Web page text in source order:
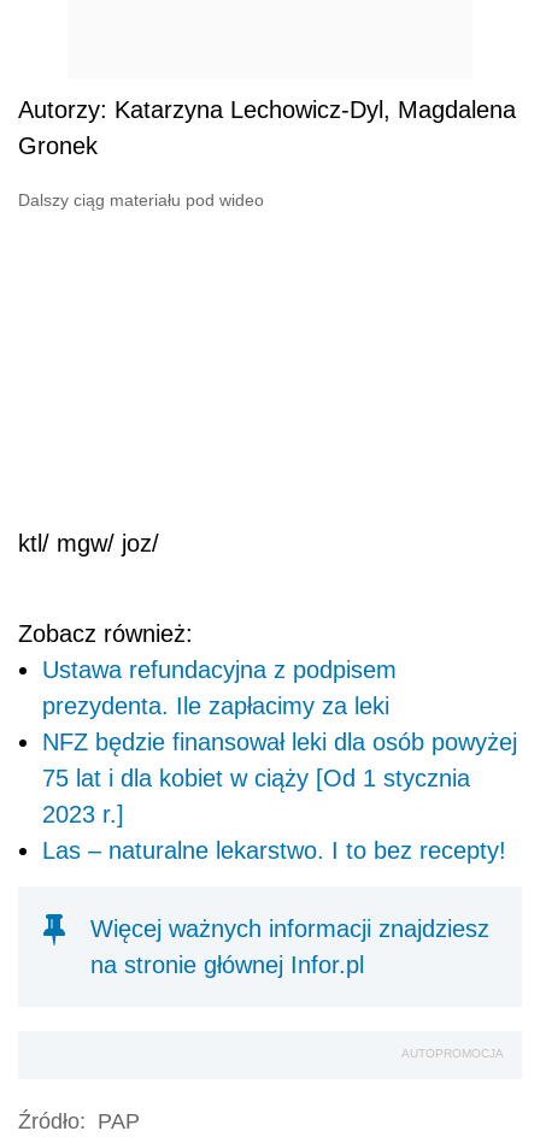
Autorzy: Katarzyna Lechowicz-Dyl, Magdalena
Gronek
Dalszy ciąg materiału pod wideo
ktl/ mgw/ joz/
Zobacz również:
Ustawa refundacyjna z podpisem
prezydenta. Ile zapłacimy za leki
NFZ będzie finansował leki dla osób powyżej
75 lat i dla kobiet w ciąży [Od 1 stycznia
2023 r.]
Las – naturalne lekarstwo. I to bez recepty!
Więcej ważnych informacji znajdziesz
na stronie głównej Infor.pl
AUTOPROMOCJA
Źródło: PAP